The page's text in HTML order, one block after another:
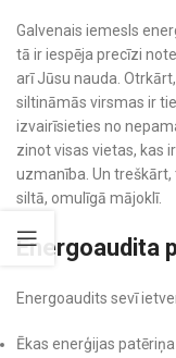
Galvenais iemesls
tā ir iespēja precīzi
arī Jūsu nauda.
siltināmās virsmas ir
izvairīsieties no
zinot visas vietas, kas
uzmanība. Un
siltā, omulīgā mājoklī.
Energoaudita
Energoaudits sevī
Ēkas enerģijas